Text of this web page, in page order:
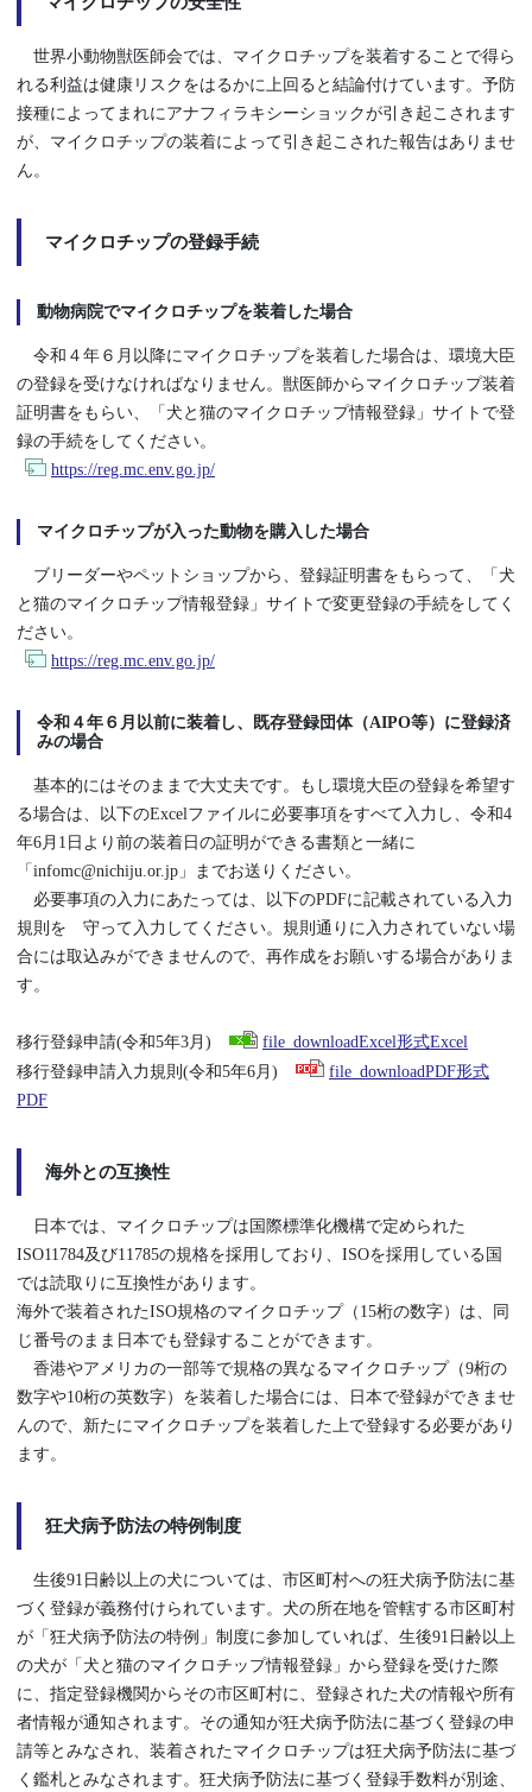
世界小動物獣医師会では、マイクロチップを装着することで得ら
れる利益は健康リスクをはるかに上回ると結論付けています。予防
接種によってまれにアナフィラキシーショックが引き起こされます
が、マイクロチップの装着によって引き起こされた報告はありませ
ん。
マイクロチップの登録手続
動物病院でマイクロチップを装着した場合
令和４年６月以降にマイクロチップを装着した場合は、環境大臣
の登録を受けなければなりません。獣医師からマイクロチップ装着
証明書をもらい、「犬と猫のマイクロチップ情報登録」サイトで登
録の手続をしてください。
https://reg.mc.env.go.jp/
マイクロチップが入った動物を購入した場合
ブリーダーやペットショップから、登録証明書をもらって、「犬
と猫のマイクロチップ情報登録」サイトで変更登録の手続をしてく
ださい。
https://reg.mc.env.go.jp/
令和４年６月以前に装着し、既存登録団体（AIPO等）に登録済
みの場合
基本的にはそのままで大丈夫です。もし環境大臣の登録を希望す
る場合は、以下のExcelファイルに必要事項をすべて入力し、令和4
年6月1日より前の装着日の証明ができる書類と一緒に
「infomc@nichiju.or.jp」までお送りください。
必要事項の入力にあたっては、以下のPDFに記載されている入力
規則を 守って入力してください。規則通りに入力されていない場
合には取込みができませんので、再作成をお願いする場合がありま
す。
移行登録申請(令和5年3月)
file_downloadExcel形式Excel
移行登録申請入力規則(令和5年6月)
file_downloadPDF形式
PDF
海外との互換性
日本では、マイクロチップは国際標準化機構で定められた
ISO11784及び11785の規格を採用しており、ISOを採用している国
では読取りに互換性があります。
海外で装着されたISO規格のマイクロチップ（15桁の数字）は、同
じ番号のまま日本でも登録することができます。
香港やアメリカの一部等で規格の異なるマイクロチップ（9桁の
数字や10桁の英数字）を装着した場合には、日本で登録ができませ
んので、新たにマイクロチップを装着した上で登録する必要があり
ます。
狂犬病予防法の特例制度
生後91日齢以上の犬については、市区町村への狂犬病予防法に基
づく登録が義務付けられています。犬の所在地を管轄する市区町村
が「狂犬病予防法の特例」制度に参加していれば、生後91日齢以上
の犬が「犬と猫のマイクロチップ情報登録」から登録を受けた際
に、指定登録機関からその市区町村に、登録された犬の情報や所有
者情報が通知されます。その通知が狂犬病予防法に基づく登録の申
請等とみなされ、装着されたマイクロチップは狂犬病予防法に基づ
く鑑札とみなされます。狂犬病予防法に基づく登録手数料が別途、